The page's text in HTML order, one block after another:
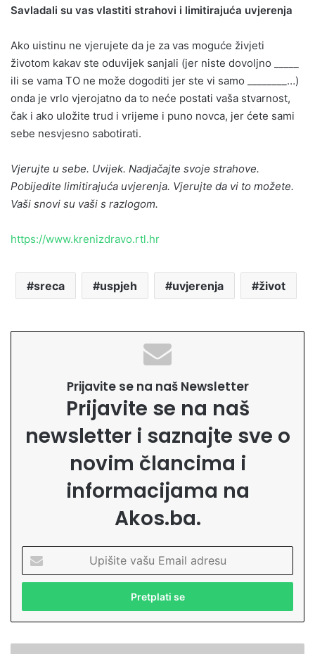
Savladali su vas vlastiti strahovi i limitirajuća uvjerenja
Ako uistinu ne vjerujete da je za vas moguće živjeti
životom kakav ste oduvijek sanjali (jer niste dovoljno _____
ili se vama TO ne može dogoditi jer ste vi samo ________…)
onda je vrlo vjerojatno da to neće postati vaša stvarnost,
čak i ako uložite trud i vrijeme i puno novca, jer ćete sami
sebe nesvjesno sabotirati.
Vjerujte u sebe. Uvijek. Nadjačajte svoje strahove.
Pobijedite limitirajuća uvjerenja. Vjerujte da vi to možete.
Vaši snovi su vaši s razlogom.
https://www.krenizdravo.rtl.hr
sreca uspjeh uvjerenja život
Prijavite se na naš Newsletter
Prijavite se na naš
newsletter i saznajte sve o
novim člancima i
informacijama na
Akos.ba.
i
i
e